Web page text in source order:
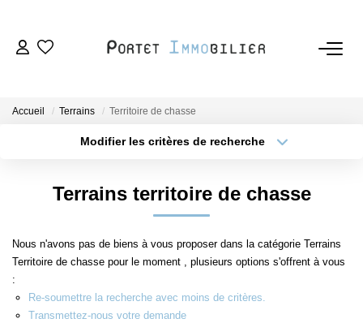
Nous Rejoindre
Accueil Terrains Territoire de chasse
Modifier les critères de recherche
Type de bien
Budget max Plus de critères
Terrains territoire de chasse
Nous n'avons pas de biens à vous proposer dans la catégorie Terrains
Territoire de chasse pour le moment , plusieurs options s'offrent à vous
:
Re-soumettre la recherche avec moins de critères.
Transmettez-nous votre demande